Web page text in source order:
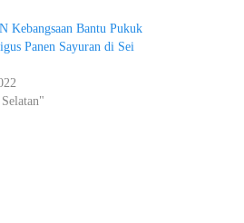
Kebangsaan Bantu Pukuk
Panen Sayuran di Sei